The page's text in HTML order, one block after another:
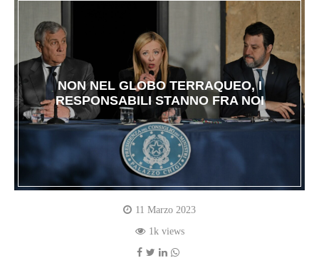
NON NEL GLOBO TERRAQUEO, I
RESPONSABILI STANNO FRA NOI
11 Marzo 2023
1k views